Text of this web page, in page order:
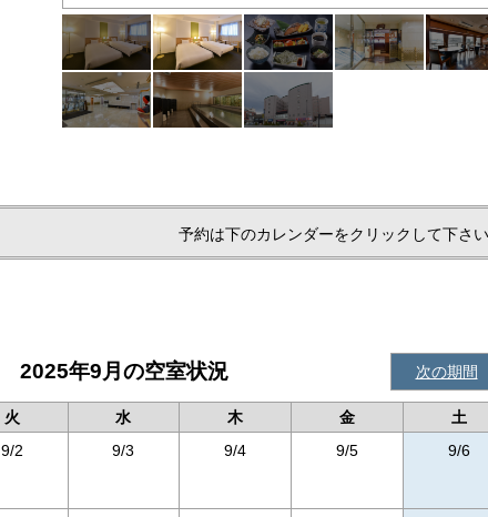
予約は下のカレンダーをクリックして下さい
2025年9月の空室状況 次の期間
火 水 木 金
土
9/2 9/3 9/4 9/5 9/6